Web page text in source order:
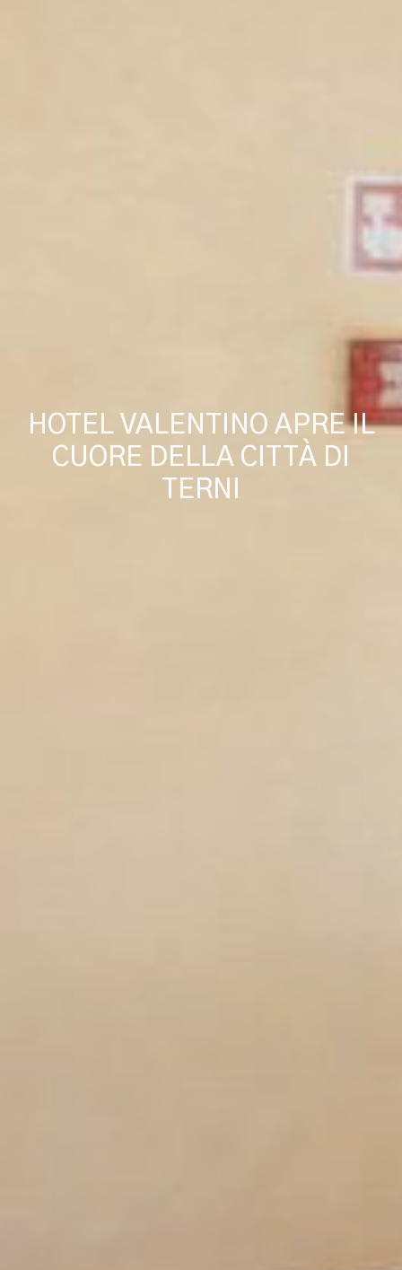
HOTEL VALENTINO APRE IL
CUORE DELLA CITTÀ DI
TERNI